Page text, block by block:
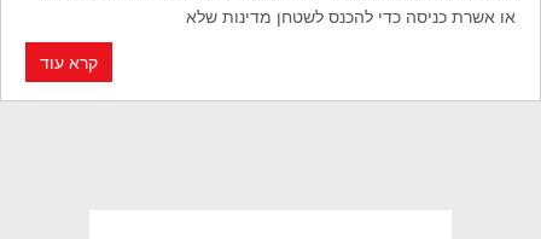
או אשרת כניסה כדי להכנס לשטחן מדינות שלא
קרא עוד